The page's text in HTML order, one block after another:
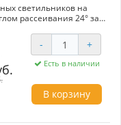
светильников на
рассеивания 24° за
бренда Bridgelux, 3
бронзовый,
- +
Есть в наличии
В корзину